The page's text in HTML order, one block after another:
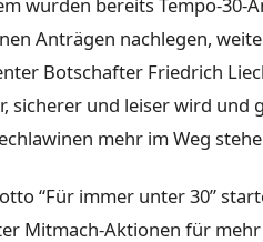
wurden bereits Tempo-30-
Anträgen nachlegen,
Botschafter Friedrich
sicherer und leiser wird und
mehr im Weg
“Für immer unter 30”
Mitmach-Aktionen für